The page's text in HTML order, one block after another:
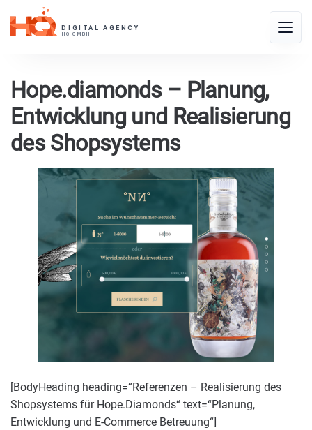
Toggle
Hope.diamonds – Planung,
Entwicklung und Realisierung
des Shopsystems
[BodyHeading heading=“Referenzen – Realisierung des
Shopsystems für Hope.Diamonds“ text=“Planung,
Entwicklung und E-Commerce Betreuung“]